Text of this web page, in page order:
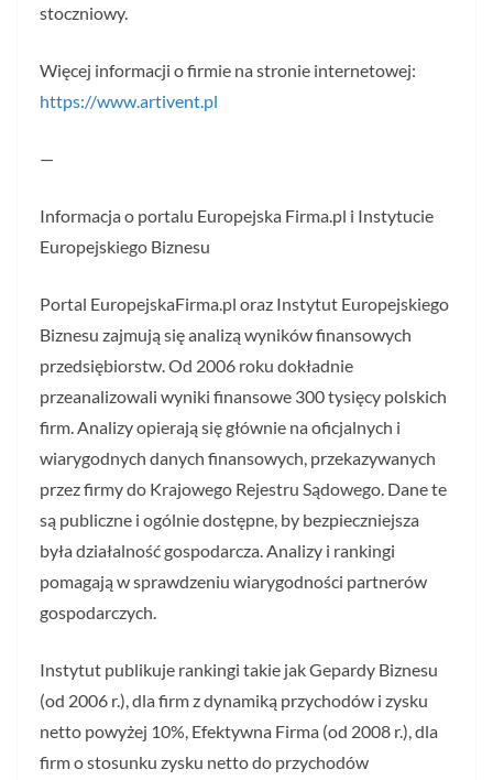
stoczniowy.
Więcej informacji o firmie na stronie internetowej:
https://www.artivent.pl
—
Informacja o portalu Europejska Firma.pl i Instytucie
Europejskiego Biznesu
Portal EuropejskaFirma.pl oraz Instytut Europejskiego
Biznesu zajmują się analizą wyników finansowych
przedsiębiorstw. Od 2006 roku dokładnie
przeanalizowali wyniki finansowe 300 tysięcy polskich
firm. Analizy opierają się głównie na oficjalnych i
wiarygodnych danych finansowych, przekazywanych
przez firmy do Krajowego Rejestru Sądowego. Dane te
są publiczne i ogólnie dostępne, by bezpieczniejsza
była działalność gospodarcza. Analizy i rankingi
pomagają w sprawdzeniu wiarygodności partnerów
gospodarczych.
Instytut publikuje rankingi takie jak Gepardy Biznesu
(od 2006 r.), dla firm z dynamiką przychodów i zysku
netto powyżej 10%, Efektywna Firma (od 2008 r.), dla
firm o stosunku zysku netto do przychodów